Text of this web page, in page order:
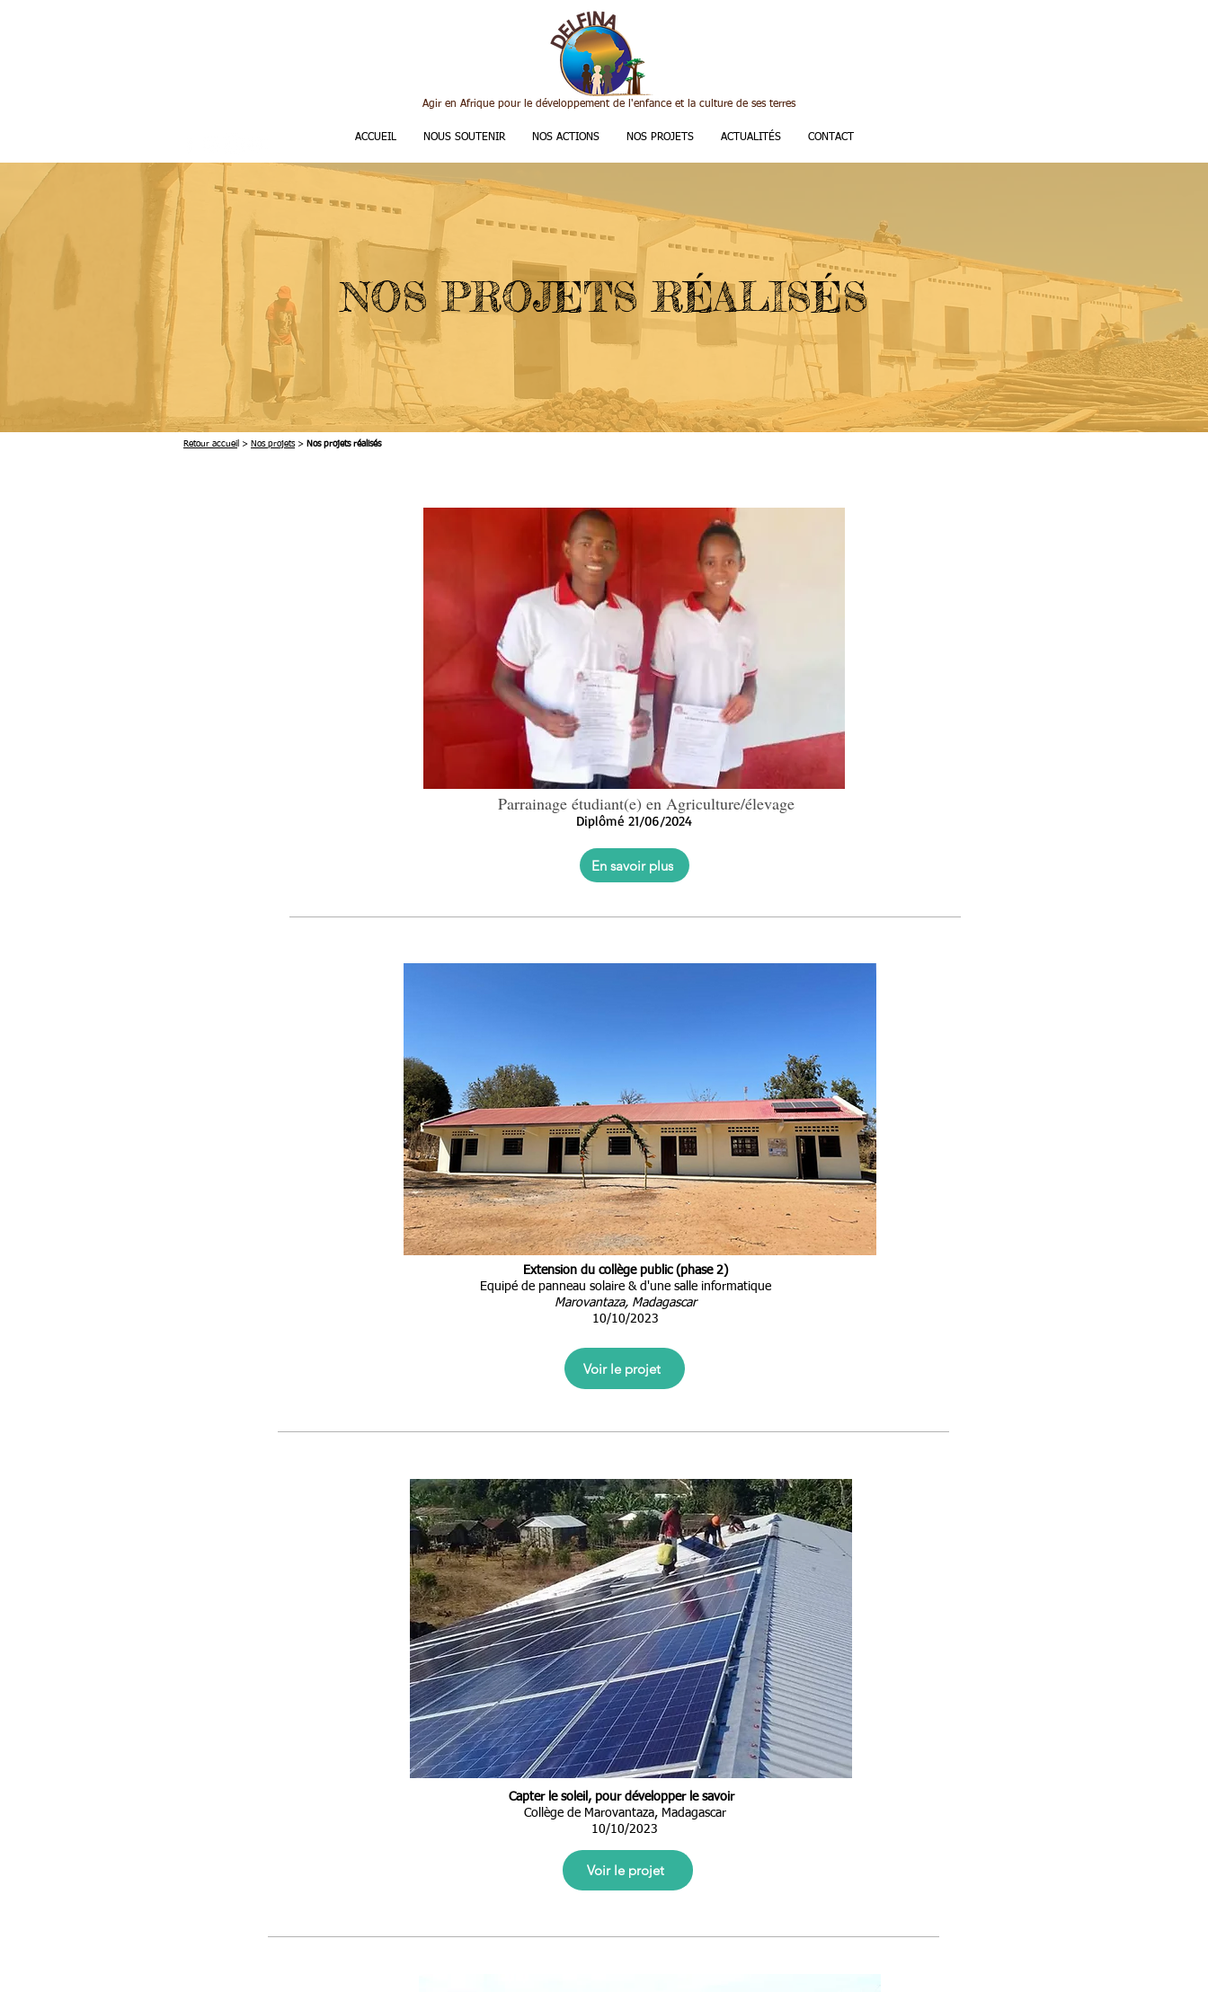
Agir en Afrique pour le développement de l'enfance et la culture de ses terres
ACCUEIL NOUS SOUTENIR NOS ACTIONS NOS PROJETS ACTUALITÉS CONTACT
NOS PROJETS RÉALISÉS
Retour accuei l > Nos projets> Nos projets réalisés
Parrainage étudiant(e) en Agriculture/élevage
Diplômé 21/06/2024
En savoir plus
Extension du collège public (phase 2)
Equipé de panneau solaire & d'une salle informatique
Marovantaza, Madagascar
10/10/2023
Voir le projet
Capter le soleil, pour développer le savoir
Collège de Marovantaza, Madagascar
10/10/2023
Voir le projet